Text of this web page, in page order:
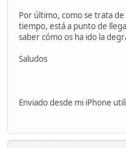
Por último, como se trata
tiempo, está a punto de
saber cómo os ha ido la
Saludos
Enviado desde mi iPhone